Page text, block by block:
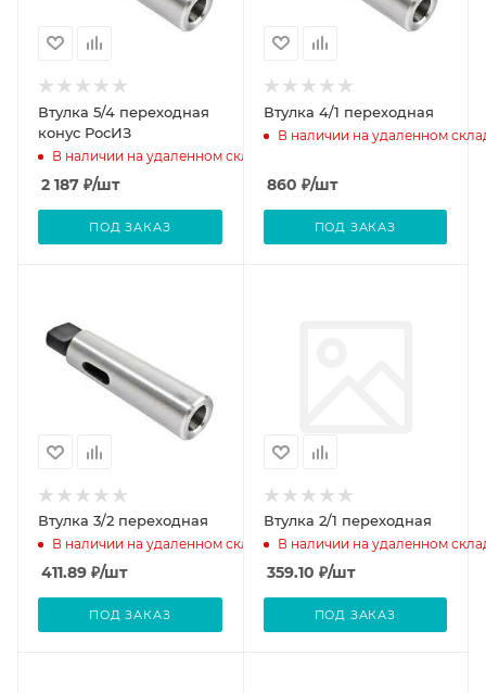
Втулка 5/4 переходная
конуc РосИЗ
В наличии на удаленном складе
2 187 ₽/шт
ПОД ЗАКАЗ
Втулка 4/1 переходная
В наличии на удаленном
860 ₽/шт
ПОД ЗАКАЗ
Втулка 3/2 переходная
В наличии на удаленном складе
411.89 ₽/шт
ПОД ЗАКАЗ
Втулка 2/1 переходная
В наличии на удаленном
359.10 ₽/шт
ПОД ЗАКАЗ